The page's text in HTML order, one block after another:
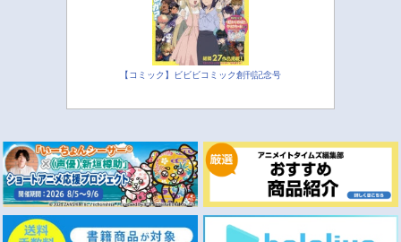
【コミック】ビビビコミック創刊記念号